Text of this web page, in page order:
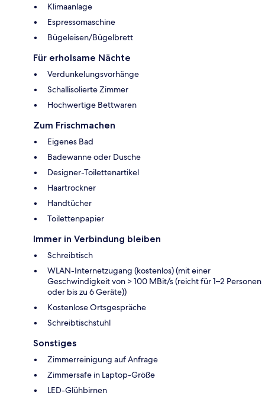
Klimaanlage
Espressomaschine
Bügeleisen/Bügelbrett
Für erholsame Nächte
Verdunkelungsvorhänge
Schallisolierte Zimmer
Hochwertige Bettwaren
Zum Frischmachen
Eigenes Bad
Badewanne oder Dusche
Designer-Toilettenartikel
Haartrockner
Handtücher
Toilettenpapier
Immer in Verbindung bleiben
Schreibtisch
WLAN-Internetzugang (kostenlos) (mit einer
Geschwindigkeit von > 100 MBit/s (reicht für 1–2 Personen
oder bis zu 6 Geräte))
Kostenlose Ortsgespräche
Schreibtischstuhl
Sonstiges
Zimmerreinigung auf Anfrage
Zimmersafe in Laptop-Größe
LED-Glühbirnen